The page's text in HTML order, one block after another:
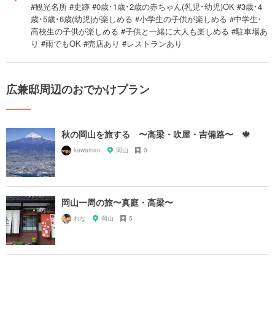
#観光名所 #史跡 #0歳･1歳･2歳の赤ちゃん(乳児･幼児)OK #3歳･4
歳･5歳･6歳(幼児)が楽しめる #小学生の子供が楽しめる #中学生･
高校生の子供が楽しめる #子供と一緒に大人も楽しめる #駐車場あ
り #雨でもOK #売店あり #レストランあり
広兼邸周辺のおでかけプラン
秋の岡山を旅する 〜高梁・吹屋・吉備路〜 🍁
kawaman 岡山 0
岡山一周の旅〜真庭・高梁〜
れな 岡山 5